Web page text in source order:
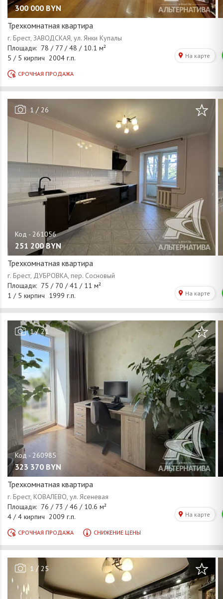
300 000 BYN
Трехкомнатная квартира
1 / 26
251 200 BYN
Трехкомнатная квартира
1/21
323 370 BYN
Трехкомнатная квартира
1 / 25